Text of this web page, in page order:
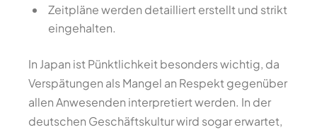
Zeitpläne werden detailliert erstellt und strikt
eingehalten.
In Japan ist Pünktlichkeit besonders wichtig, da
Verspätungen als Mangel an Respekt gegenüber
allen Anwesenden interpretiert werden. In der
deutschen Geschäftskultur wird sogar erwartet,